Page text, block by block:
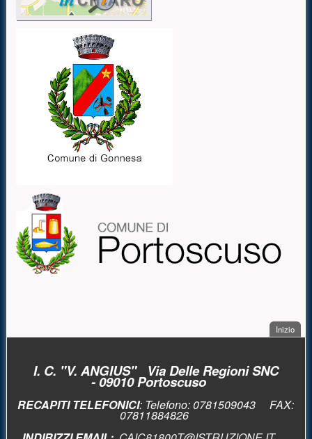
Inizio.
I. C. "V. ANGIUS" Via Delle Regioni SNC
- 09010 Portoscuso
RECAPITI TELEFONICI: Telefono:0781509043 FAX:
07811884826